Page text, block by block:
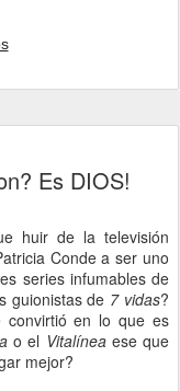
Es DIOS!
huir de la televisión
Conde a ser uno
series infumables de
guionistas de 7 vidas?
convirtió en lo que es
o el Vitalíneaese que
mejor?